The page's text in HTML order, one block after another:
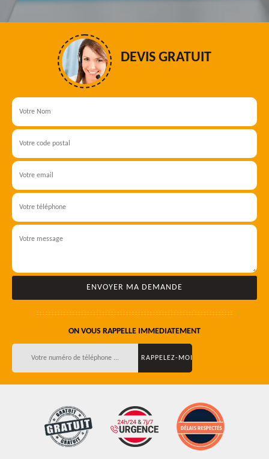
DEVIS GRATUIT
ON VOUS RAPPELLE IMMEDIATEMENT